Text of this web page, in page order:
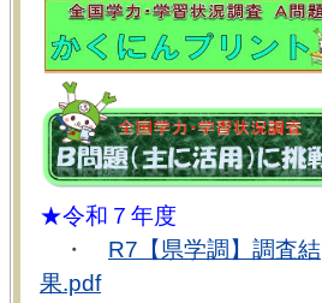
★令和７年度
・ R7【県学調】調査結
果.pdf